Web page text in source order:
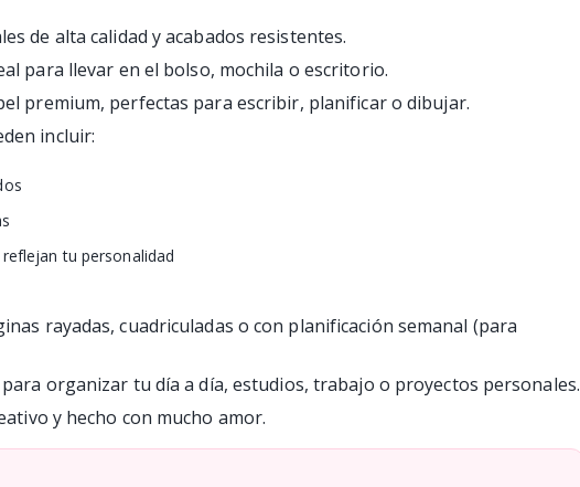
de alta calidad y acabados resistentes.
para llevar en el bolso, mochila o escritorio.
premium, perfectas para escribir, planificar o dibujar.
incluir:
tu personalidad
rayadas, cuadriculadas o con planificación semanal (para
organizar tu día a día, estudios, trabajo o proyectos personales.
y hecho con mucho amor.